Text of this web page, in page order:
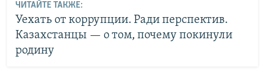
ЧИТАЙТЕ ТАКЖЕ:
Уехать от коррупции. Ради перспектив.
Казахстанцы — о том, почему покинули
родину